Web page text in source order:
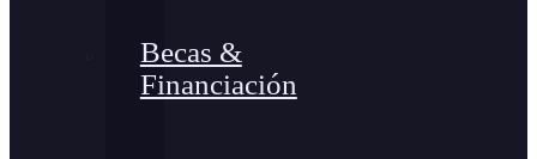
Becas &
Financiación